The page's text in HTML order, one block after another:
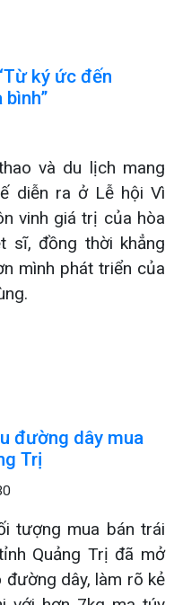
ký ức đến
và du lịch mang
diễn ra ở Lễ hội Vì
vinh giá trị của hòa
sĩ, đồng thời khẳng
mình phát triển của
đường dây mua
Trị
tượng mua bán trái
Quảng Trị đã mở
dây, làm rõ kẻ